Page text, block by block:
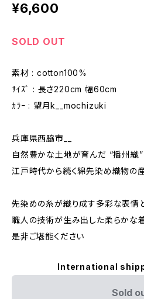
¥6,600
SOLD OUT
素材 : cotton100%
ｻｲｽﾞ : 長さ220cm 幅60cm
ｶﾗｰ : 望月k__mochizuki
兵庫県西脇市__
自然豊かな土地が育んだ “播州織
江戸時代から続く綿先染め織物の
先染めの糸が織り成す多彩な表情
職人の技術が生み出した柔らかな
是非ご堪能ください
International
Sold